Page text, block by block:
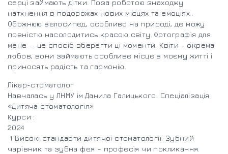
серці займають дітки. Поза роботою знаходжу
натхнення в подорожах нових місцях та емоціях .
Обожнюю велосипед, особливо на природі, де можу
повністю насолодитись красою світу. Фотографія для
мене — це спосіб зберегти ці моменти. Квіти - окрема
любов, вони займають особливе місце в моєму житті і
приносять радість та гармонію.
Лікар-стоматолог
Навчалась у ЛНМУ ім.Данила Галицького. Спеціалізація
«Дитяча стоматологія»
Курси :
2024
1 Високі стандарти дитячої стоматології. Зубний
чарівник та зубна фея – професія чи покликання.